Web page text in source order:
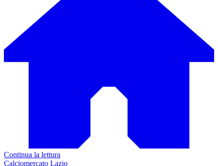
Continua la lettura
Calciomercato Lazio